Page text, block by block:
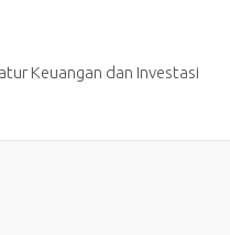
Keuangan dan Investasi